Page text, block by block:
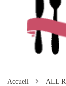
Accueil ALL